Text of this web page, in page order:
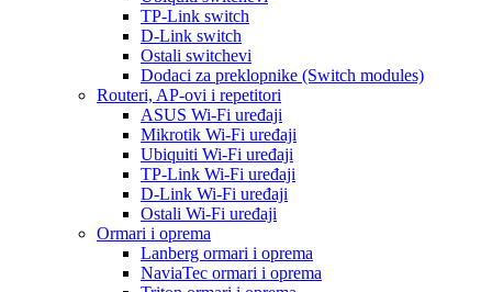
TP-Link switch
D-Link switch
Ostali switchevi
Dodaci za preklopnike (Switch modules)
Routeri, AP-ovi i repetitori
ASUS Wi-Fi uređaji
Mikrotik Wi-Fi uređaji
Ubiquiti Wi-Fi uređaji
TP-Link Wi-Fi uređaji
D-Link Wi-Fi uređaji
Ostali Wi-Fi uređaji
Ormari i oprema
Lanberg ormari i oprema
NaviaTec ormari i oprema